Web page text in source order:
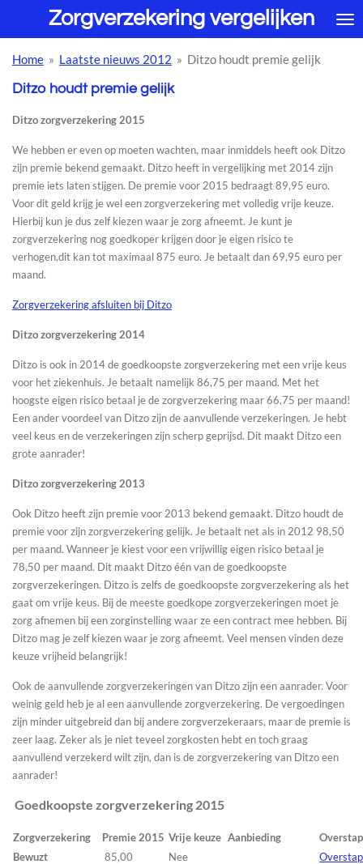
de
hoofdinhoud
Zorgverzekering vergelijken
Home » Laatste nieuws 2012 » Ditzo houdt premie gelijk
Ditzo houdt premie gelijk
Ditzo zorgverzekering 2015
We hebben er even op moeten wachten, maar inmiddels heeft ook Ditzo
zijn premie bekend gemaakt. Ditzo heeft in vergelijking met 2014 zijn
premie iets laten stijgen. De premie voor 2015 bedraagt 89,95 euro.
Voor dit geld krijg je wel een zorgverzekering met volledig vrije keuze.
Hierbij kun je dus zelf kiezen waar je zorg afneemt. Je kunt je
zorgverzekering nog goedkoper krijgen door je eigen risico te
verhogen,dit kan tot maximaal 875 euro. Je betaalt dan 69,95 euro per
maand.
Zorgverzekering afsluiten bij Ditzo
Ditzo zorgverzekering 2014
Ditzo is ook in 2014 de goedkoopste zorgverzekering met een vrije keus
voor het ziekenhuis. Je betaalt namelijk 86,75 per maand. Met het
hoogste eigen risico betaal je de zorgverzekering maar 66,75 per maand!
Een ander voordeel van Ditzo zijn de aanvullende verzekeringen. Je hebt
veel keus en de verzekeringen zijn scherp geprijsd. Dit maakt Ditzo een
grote aanrader!
Ditzo zorgverzekering 2013
Ook Ditzo heeft zijn premie voor 2013 bekend gemaakt. Ditzo houdt de
premie voor zijn zorgverzekering gelijk. Je betaalt net als in 2012 98,50
per maand. Wanneer je kiest voor een vrijwillig eigen risico betaal je
78,50 per maand. Dit maakt Ditzo één van de goedkoopste
zorgverzekeringen. Ditzo is zelfs de goedkoopste zorgverzekering als het
gaat om vrije keus. Bij de meeste goedkope zorgverzekeringen moet je
zorg afnemen bij een zorginstelling waar ze een contract mee hebben. Bij
Ditzo mag je zelf kiezen waar je zorg afneemt. Veel mensen vinden deze
keuze vrijheid belangrijk!
Ook de aanvullende zorgverzekeringen van Ditzo zijn een aanrader. Voor
weinig geld heb je al een aanvullende zorgverzekering. De vergoedingen
zijn minder uitgebreid dan bij andere zorgverzekeraars, maar de premie is
zeer laag. Zeker als je niet teveel zorgkosten hebt en toch graag
aanvullend verzekerd wilt zijn, dan is de zorgverzekering van Ditzo een
aanrader!
Goedkoopste zorgverzekering 2015
Zorgverzekering Premie 2015 Vrije keuze Aanbieding
Bewuzt
85,00 Nee